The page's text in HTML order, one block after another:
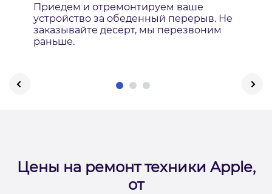
Приедем и отремонтируем ваше
устройство за обеденный перерыв. Не
заказывайте десерт, мы перезвоним
раньше.
Цены на ремонт техники Apple,
от